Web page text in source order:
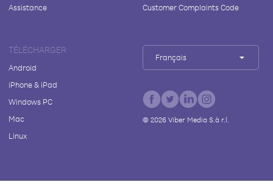
Assistance
Customer Complaints Code
TÉLÉCHARGER
Android
iPhone & iPad
Windows PC
Mac
Linux
Français
© 2026Viber Media S.à r.l.